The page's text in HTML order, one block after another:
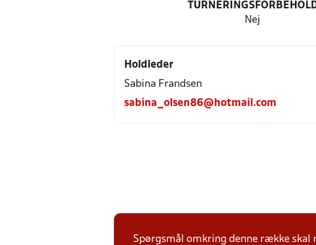
Nej
Holdleder
Sabina Frandsen
sabina_olsen86@hotmail.com
Spørgsmål omkring denne række skal